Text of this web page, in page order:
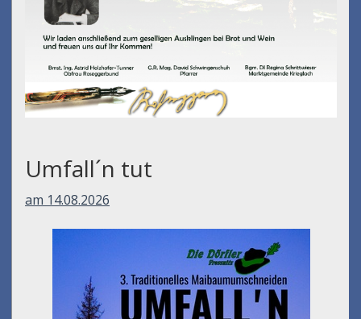
Umfall´n tut
am 14.08.2026